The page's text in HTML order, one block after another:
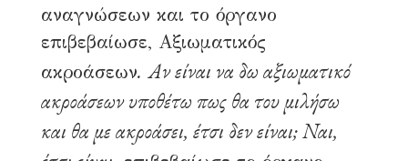
αναγνώσεων και το όργανο
επιβεβαίωσε, Αξιωματικός
ακροάσεων. Αν είναι να δω αξιωματικό
ακροάσεων υποθέτω πως θα του μιλήσω
και θα με ακροάσει, έτσι δεν είναι; Ναι,